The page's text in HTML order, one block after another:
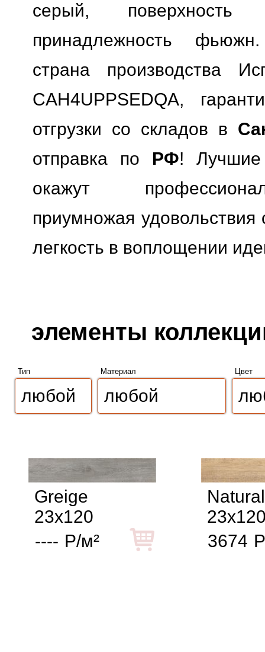
серый, поверхность
принадлежность
страна производства
CAH4UPPSEDQA,
отгрузки со складов в
отправка по РФ! Лучшие
окажут
приумножая
легкость в воплощении
элементы
Тип Материал Цвет
Greige
23x120
---- Р/м²
Natural
3674